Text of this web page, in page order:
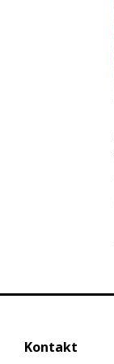
Kontakt